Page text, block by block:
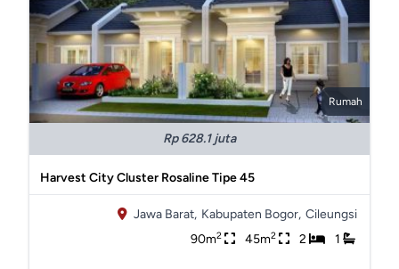
Rumah
Rp 628.1 juta
Harvest City Cluster Rosaline Tipe 45
Jawa Barat, Kabupaten Bogor, Cileungsi
90m2 45m2 2 1